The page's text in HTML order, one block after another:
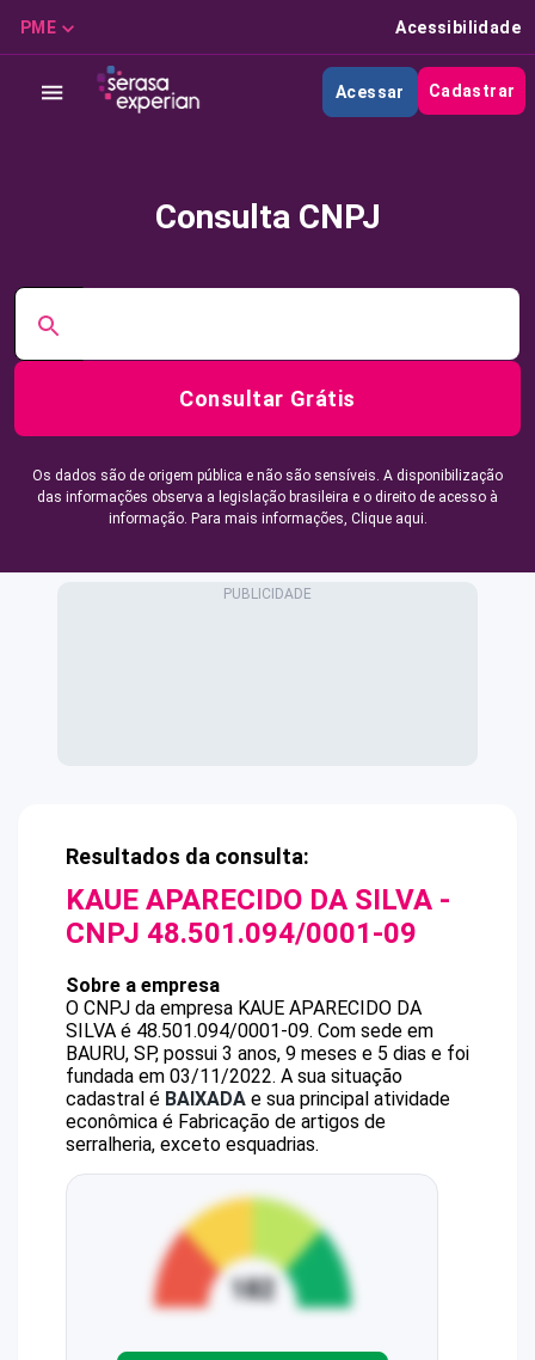
PME Acessibilidade
Acessar Cadastrar
Consulta CNPJ
Consultar Grátis
Os dados são de origem pública e não são sensíveis. A disponibilização
das informações observa a legislação brasileira e o direito de acesso à
informação. Para mais informações, Clique aqui.
Resultados da consulta:
KAUE APARECIDO DA SILVA -
CNPJ 48.501.094/0001-09
Sobre a empresa
O CNPJ da empresa KAUE APARECIDO DA
SILVA é 48.501.094/0001-09. Com sede em
BAURU, SP, possui 3 anos, 9 meses e 5 dias e foi
fundada em 03/11/2022. A sua situação
cadastral é BAIXADA e sua principal atividade
econômica é Fabricação de artigos de
serralheria, exceto esquadrias.